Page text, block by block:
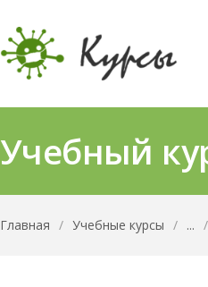
Учебный
Главная / Учебные курсы / ... /